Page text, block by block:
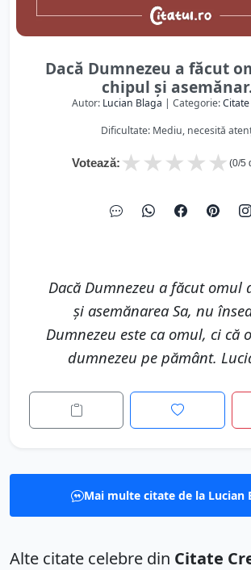
Dacă Dumnezeu a făcut
chipul şi
Autor: Lucian Blaga | Categorie:
Dificultate: Mediu, necesită
Votează: ★
★
★
★
★ (0/5
Dacă Dumnezeu a făcut omul
şi asemănarea Sa, nu
Dumnezeu este ca omul, ci că
dumnezeu pe pământ.
Mai multe citate de la Lucian
Alte citate celebre din Citate